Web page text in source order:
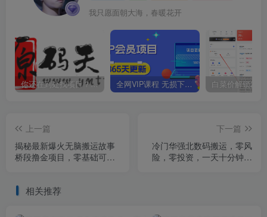
我只愿面朝大海，春暖花开
你还在到处找项目？还在当韭菜？我靠卖项目一个月收入5万+，曾经我也是个失败者。 全网VIP课程 无损下载~
上一篇
揭秘最新爆火无脑搬运故事
桥段撸金项目，零基础可月
下一篇
冷门华强北数码搬运，零风
险，零投资，一天十分钟月
相关推荐